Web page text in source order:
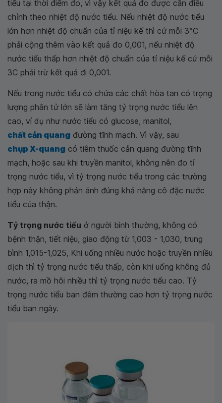
tiểu tại thời điểm đo, vì vậy kết quả đo được cần điều
chỉnh theo nhiệt độ nước tiểu. Nếu nhiệt độ nước tiểu
lớn hơn nhiệt độ chuẩn của tỉ niệu kế thì cứ mỗi 3°C
phải cộng thêm vào kết quả đo 0,001, nếu nhiệt độ
nước tiểu thấp hơn nhiệt độ chuẩn của tỉ niệu kế cứ mỗi
3C phải trừ kết quả đi 0,001.
Nếu trong nước tiểu có chứa các chất hòa tan có trọng
lượng phân tử lớn sẽ làm tăng tỷ trọng nước tiểu lên
cao, ví dụ như nước tiểu có glucose, manitol,
chất cản quang đường tĩnh mạch. Vì vậy, sau
chụp X-quang có tiêm thuốc cản quang đường tĩnh
mạch, hoặc sau khi truyền manitol, không nên đo tỉ
trọng nước tiểu, vì tỷ trọng nước tiểu trong các trường
hợp này không phản ánh đúng khả năng cô đặc nước
tiểu của thận.
Tỷ trọng nước tiểu ở người bình thường, không có
bệnh thận, tiết niệu, giao động từ 1,003 - 1,030, trung
bình 1,015-1,025, Khi uống nhiều nước hoặc truyền nhiều
dịch thì tỷ trọng nước tiểu thấp, còn khi uống không đủ
nước, ra mồ hôi nhiều thì tỷ trọng nước tiểu cao. Tỷ
trọng nước tiểu ban đêm thường cao hơn tỷ trọng nước
tiểu ban ngày.